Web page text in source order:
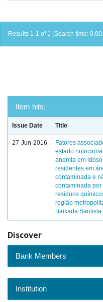
Results 1-1 of 1 (Search time:
Item hits:
Issue Date Title
27-Jun-2016
Fatores
estado
anemia em
residentes em
contaminada e
contaminada por
resíduos
região
Baixada Santista.
Discover
Bank Members
Institution